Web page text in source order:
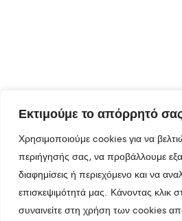
Εκτιμούμε το απόρρητό
Χρησιμοποιούμε cookies για να
περιήγησής σας, να προβάλλουμε
διαφημίσεις ή περιεχόμενο και να
επισκεψιμότητά μας. Κάνοντας
συναινείτε στη χρήση των cookies